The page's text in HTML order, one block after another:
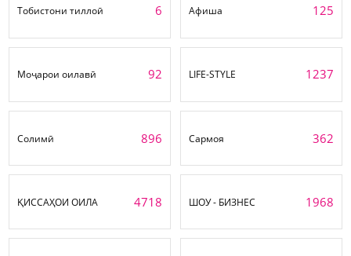
Тобистони тиллоӣ 6 Афиша 125
Моҷарои оилавӣ 92 LIFE-STYLE 1237
Солимӣ 896 Сармоя 362
ҚИССАҲОИ ОИЛА 4718 ШОУ - БИЗНЕС 1968